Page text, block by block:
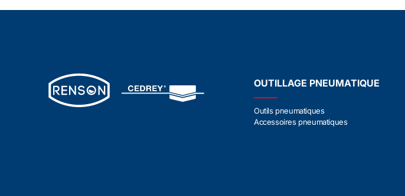
OUTILLAGE PNEUMATIQUE
Outils pneumatiques
Accessoires pneumatiques